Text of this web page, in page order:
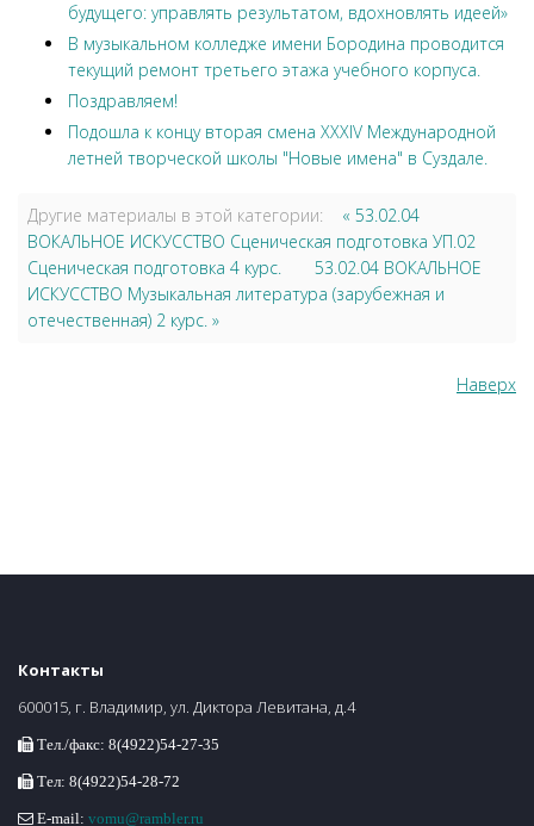
будущего: управлять результатом, вдохновлять идеей»
В музыкальном колледже имени Бородина проводится
текущий ремонт третьего этажа учебного корпуса.
Поздравляем!
Подошла к концу вторая смена XXXIV Международной
летней творческой школы "Новые имена" в Суздале.
Другие материалы в этой категории:
« 53.02.04
ВОКАЛЬНОЕ ИСКУССТВО Сценическая подготовка УП.02
Сценическая подготовка 4 курс.
53.02.04 ВОКАЛЬНОЕ
ИСКУССТВО Музыкальная литература (зарубежная и
отечественная) 2 курс. »
Наверх
Контакты
600015, г. Владимир, ул. Диктора Левитана, д.4
Тел./факс: 8(4922)54-27-35
Тел: 8(4922)54-28-72
E-mail: vomu@rambler.ru